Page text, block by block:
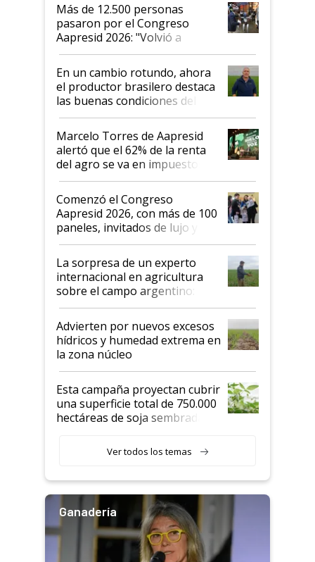
Más de 12.500 personas
pasaron por el Congreso
Aapresid 2026: "Volvió a
demostrar que hablar del
suelo es hablar de todo el
sistema productivo"
En un cambio rotundo, ahora
el productor brasilero destaca
las buenas condiciones del
agro argentino para invertir:
"Los veo más motivados"
Marcelo Torres de Aapresid
alertó que el 62% de la renta
del agro se va en impuestos:
"No es bueno que en
Argentina se sigan discutiendo
las mismas cosas de hace 50
años"
Comenzó el Congreso
Aapresid 2026, con más de 100
paneles, invitados de lujo y
todas las tendencias
La sorpresa de un experto
internacional en agricultura
sobre el campo argentino:
"Estoy muy impresionado"
Advierten por nuevos excesos
hídricos y humedad extrema en
la zona núcleo
Esta campaña proyectan cubrir
una superficie total de 750.000
hectáreas de soja sembradas
variedades que marcan un
salto tecnológico en genética y
Ver todos los temas
Ganadería